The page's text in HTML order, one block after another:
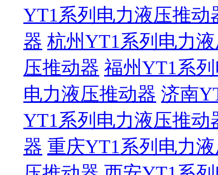
YT1系列电力液压推动
器 杭州YT1系列电力
压推动器 福州YT1系
电力液压推动器 济南
YT1系列电力液压推动
器 重庆YT1系列电力